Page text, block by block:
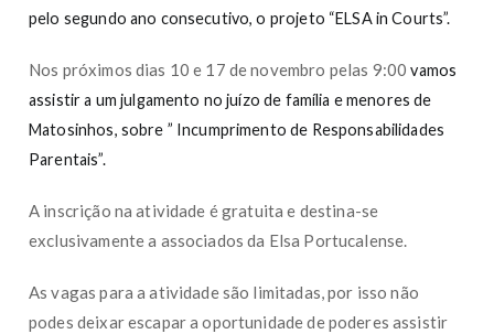
pelo segundo ano consecutivo, o projeto “ELSA in Courts”.
Nos próximos dias 10 e 17 de novembro pelas 9:00vamos
assistir a um julgamento no juízo de família e menores de
Matosinhos, sobre ” Incumprimento de Responsabilidades
Parentais”.
A inscrição na atividade é gratuita e destina-se
exclusivamente a associados da Elsa Portucalense.
As vagas para a atividade são limitadas, por isso não
podes deixar escapar a oportunidade de poderes assistir